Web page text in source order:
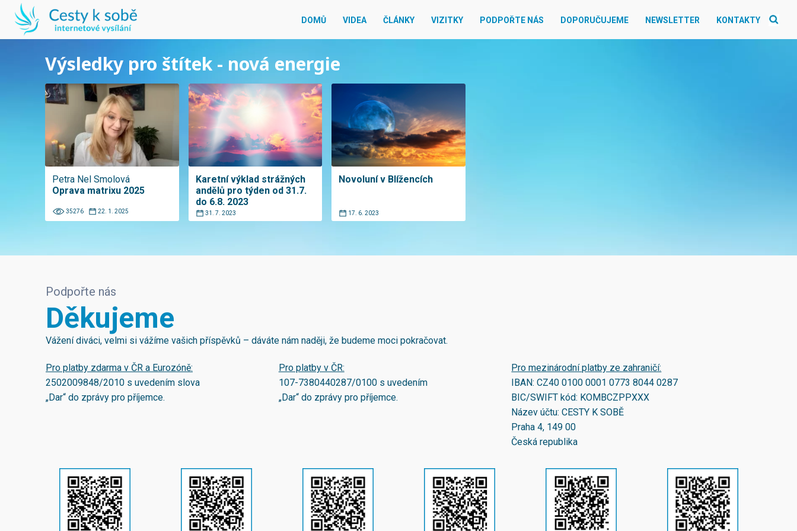
DOMŮ VIDEA ČLÁNKY VIZITKY PODPOŘTE NÁS DOPORUČUJEME NEWSLETTER KONTAKTY
Výsledky pro štítek - nová energie
Petra Nel Smolová
Oprava matrixu 2025
35276 22. 1. 2025
Karetní výklad strážných
andělů pro týden od 31.7.
do 6.8. 2023
31. 7. 2023
Novoluní v Blížencích
17. 6. 2023
Podpořte nás
Děkujeme
Vážení diváci, velmi si vážíme vašich příspěvků – dáváte nám naději, že budeme moci pokračovat.
Pro platby zdarma v ČR a Eurozóně:
2502009848/2010 s uvedením slova
„Dar“ do zprávy pro příjemce.
Pro platby v ČR:
107-7380440287/0100s uvedením
„Dar“ do zprávy pro příjemce.
Pro mezinárodní platby ze zahraničí:
IBAN:CZ40 0100 0001 0773 8044 0287
BIC/SWIFT kód: KOMBCZPPXXX
Název účtu: CESTY K SOBĚ
Praha 4, 149 00
Česká republika